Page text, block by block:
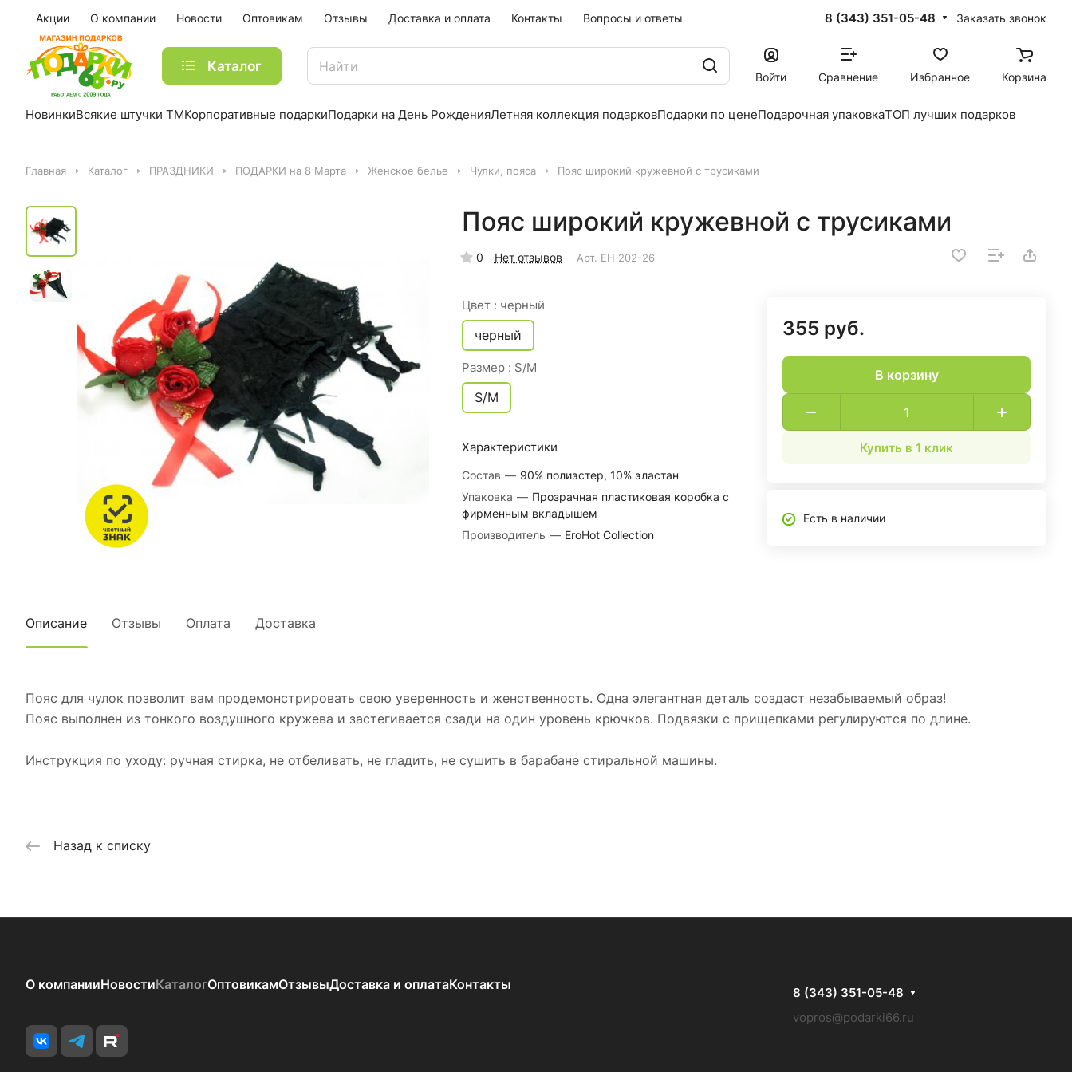
Акции О компании Новости Оптовикам Отзывы Доставка и оплата Контакты Вопросы и ответы 8 (343) 351-05-48 Заказать звонок
Каталог
Войти Сравнение Избранное Корзина
НовинкиВсякие штучки ТМКорпоративные подаркиПодарки на День РожденияЛетняя коллекция подарковПодарки по ценеПодарочная упаковкаТОП лучших подарков
Главная Каталог ПРАЗДНИКИ ПОДАРКИ на 8 Марта Женское белье Чулки, пояса Пояс широкий кружевной с трусиками
Пояс широкий кружевной с трусиками
0 Нет отзывов Арт. EH 202-26
Цвет : черный
черный
Размер : S/M
S/M
Характеристики
Состав — 90% полиэстер, 10% эластан
Упаковка — Прозрачная пластиковая коробка с
фирменным вкладышем
Производитель — EroHot Collection
355 руб.
В корзину
Купить в 1 клик
Есть в наличии
Описание Отзывы Оплата Доставка
Пояс для чулок позволит вам продемонстрировать свою уверенность и женственность. Одна элегантная деталь создаст незабываемый образ!
Пояс выполнен из тонкого воздушного кружева и застегивается сзади на один уровень крючков. Подвязки с прищепками регулируются по длине.
Инструкция по уходу: ручная стирка, не отбеливать, не гладить, не сушить в барабане стиральной машины.
Назад к списку
О компанииНовостиКаталогОптовикамОтзывыДоставка и оплатаКонтакты
8 (343) 351-05-48
vopros@podarki66.ru